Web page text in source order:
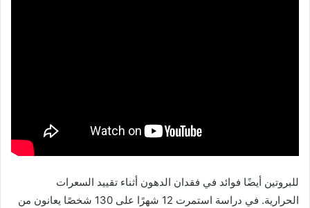
للبروتين أيضًا فوائد في فقدان الدهون أثناء تقييد السعرات
الحرارية. في دراسة استمرت 12 شهرًا على 130 شخصًا يعانون من